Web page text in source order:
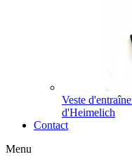
Veste
d'Heimelich
Contact
Menu